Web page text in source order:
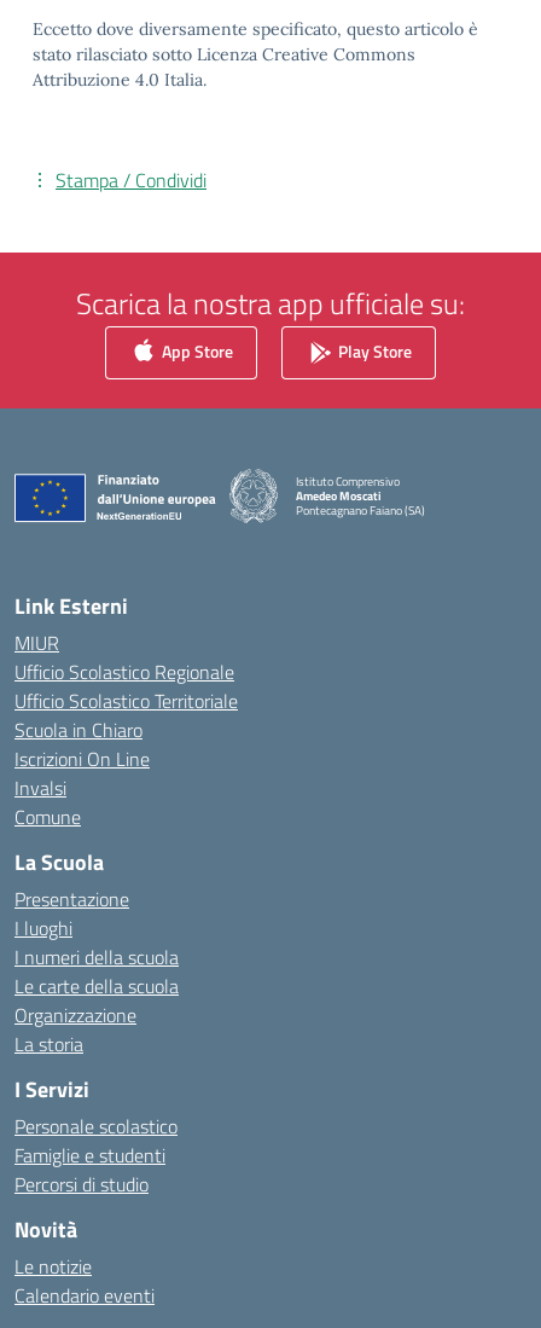
Eccetto dove diversamente specificato, questo articolo è
stato rilasciato sotto Licenza Creative Commons
Attribuzione 4.0 Italia.
Stampa / Condividi
Scarica la nostra app ufficiale su:
App Store Play Store
Istituto Comprensivo
Amedeo Moscati
Pontecagnano Faiano (SA)
— Visita la pagina iniziale della scuola
Link Esterni
MIUR
Ufficio Scolastico Regionale
Ufficio Scolastico Territoriale
Scuola in Chiaro
Iscrizioni On Line
Invalsi
Comune
La Scuola
Presentazione
I luoghi
I numeri della scuola
Le carte della scuola
Organizzazione
La storia
I Servizi
Personale scolastico
Famiglie e studenti
Percorsi di studio
Novità
Le notizie
Calendario eventi